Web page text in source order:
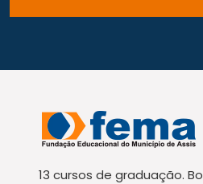
13 cursos de graduação.